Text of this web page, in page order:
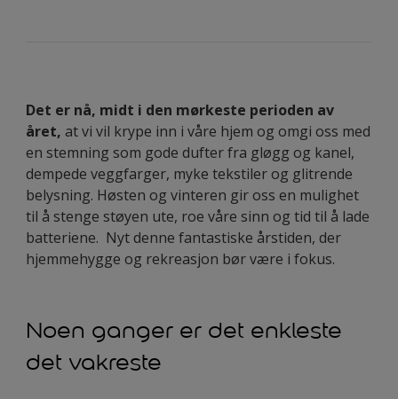
Det er nå, midt i den mørkeste perioden av
året, at vi vil krype inn i våre hjem og omgi oss med
en stemning som gode dufter fra gløgg og kanel,
dempede veggfarger, myke tekstiler og glitrende
belysning. Høsten og vinteren gir oss en mulighet
til å stenge støyen ute, roe våre sinn og tid til å lade
batteriene. Nyt denne fantastiske årstiden, der
hjemmehygge og rekreasjon bør være i fokus.
Noen ganger er det enkleste
det vakreste